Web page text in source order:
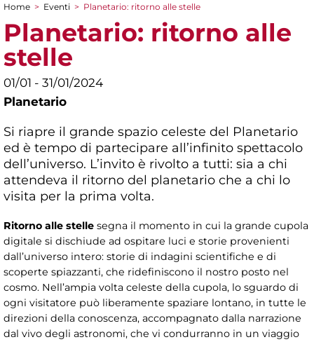
Tu sei qui
Home > Eventi > Planetario: ritorno alle stelle
Planetario: ritorno alle
stelle
01/01 - 31/01/2024
Planetario
Si riapre il grande spazio celeste del Planetario
ed è tempo di partecipare all’infinito spettacolo
dell’universo. L’invito è rivolto a tutti: sia a chi
attendeva il ritorno del planetario che a chi lo
visita per la prima volta.
Ritorno alle stelle segna il momento in cui la grande cupola
digitale si dischiude ad ospitare luci e storie provenienti
dall’universo intero: storie di indagini scientifiche e di
scoperte spiazzanti, che ridefiniscono il nostro posto nel
cosmo. Nell’ampia volta celeste della cupola, lo sguardo di
ogni visitatore può liberamente spaziare lontano, in tutte le
direzioni della conoscenza, accompagnato dalla narrazione
dal vivo degli astronomi, che vi condurranno in un viaggio